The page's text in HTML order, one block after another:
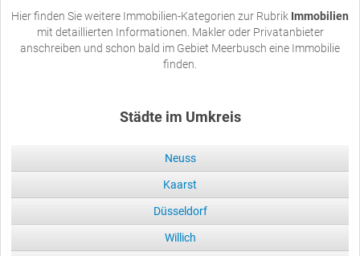
Hier finden Sie weitere Immobilien-Kategorien zur Rubrik Immobilien
mit detaillierten Informationen. Makler oder Privatanbieter
anschreiben und schon bald im Gebiet Meerbusch eine Immobilie
finden.
Städte im Umkreis
Neuss
Kaarst
Düsseldorf
Willich